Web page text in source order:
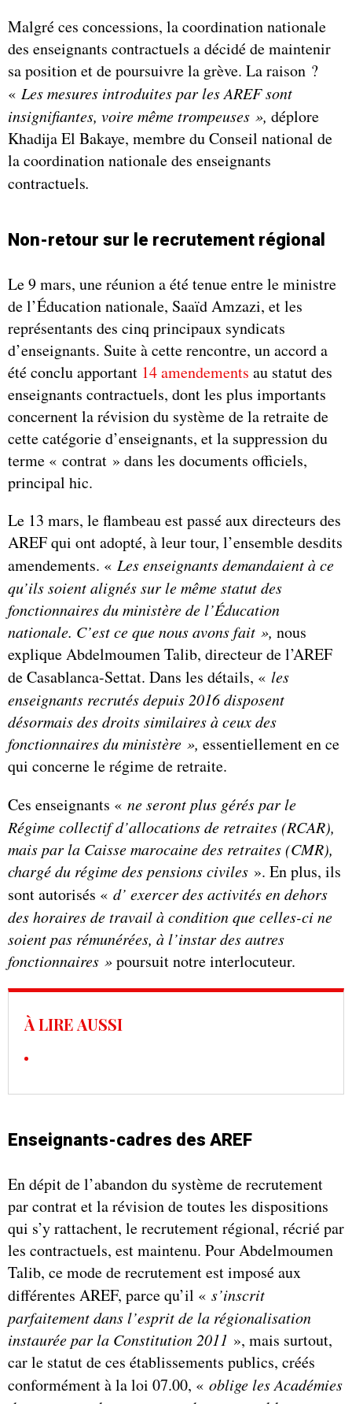
Malgré ces concessions, la coordination nationale
des enseignants contractuels a décidé de maintenir
sa position et de poursuivre la grève. La raison ?
« Les mesures introduites par les AREF sont
insignifiantes, voire même trompeuses », déplore
Khadija El Bakaye, membre du Conseil national de
la coordination nationale des enseignants
contractuels.
Non-retour sur le recrutement régional
Le 9 mars, une réunion a été tenue entre le ministre
de l’Éducation nationale, Saaïd Amzazi, et les
représentants des cinq principaux syndicats
d’enseignants. Suite à cette rencontre, un accord a
été conclu apportant 14 amendements au statut des
enseignants contractuels, dont les plus importants
concernent la révision du système de la retraite de
cette catégorie d’enseignants, et la suppression du
terme « contrat » dans les documents officiels,
principal hic.
Le 13 mars, le flambeau est passé aux directeurs des
AREF qui ont adopté, à leur tour, l’ensemble desdits
amendements. « Les enseignants demandaient à ce
qu’ils soient alignés sur le même statut des
fonctionnaires du ministère de l’Éducation
nationale. C’est ce que nous avons fait », nous
explique Abdelmoumen Talib, directeur de l’AREF
de Casablanca-Settat. Dans les détails, « les
enseignants recrutés depuis 2016 disposent
désormais des droits similaires à ceux des
fonctionnaires du ministère », essentiellement en ce
qui concerne le régime de retraite.
Ces enseignants « ne seront plus gérés par le
Régime collectif d’allocations de retraites (RCAR),
mais par la Caisse marocaine des retraites (CMR),
chargé du régime des pensions civiles ». En plus, ils
sont autorisés « d’ exercer des activités en dehors
des horaires de travail à condition que celles-ci ne
soient pas rémunérées, à l’instar des autres
fonctionnaires »poursuit notre interlocuteur.
À LIRE AUSSI
Enseignants-cadres des AREF
En dépit de l’abandon du système de recrutement
par contrat et la révision de toutes les dispositions
qui s’y rattachent, le recrutement régional, récrié par
les contractuels, est maintenu. Pour Abdelmoumen
Talib, ce mode de recrutement est imposé aux
différentes AREF, parce qu’il « s’inscrit
parfaitement dans l’esprit de la régionalisation
instaurée par la Constitution 2011 », mais surtout,
car le statut de ces établissements publics, créés
conformément à la loi 07.00, « oblige les Académies